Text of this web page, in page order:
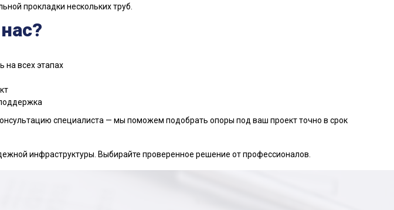
прокладки нескольких труб.
на всех этапах
специалиста — мы поможем подобрать опоры под ваш проект точно в срок
инфраструктуры. Выбирайте проверенное решение от профессионалов.